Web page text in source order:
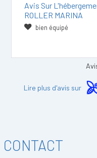
Avis Sur
ROLLER MARINA
bien équipé
Lire plus d'avis sur
CONTACT